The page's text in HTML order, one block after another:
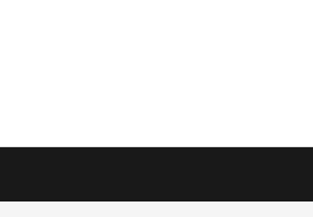
el mundo